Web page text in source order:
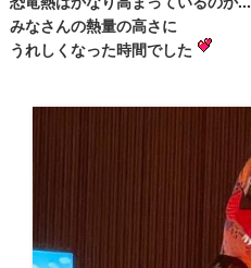
みなさんの熱量の高さに
うれしくなった時間でした